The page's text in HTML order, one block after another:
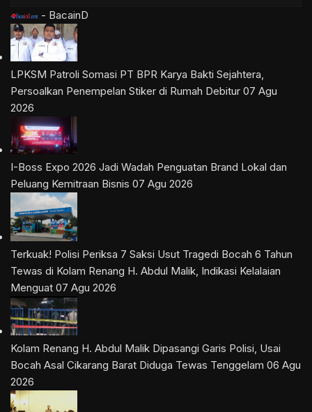
- BacainD
LPKSM Patroli Somasi PT BPR Karya Bakti Sejahtera,
Persoalkan Penempelan Stiker di Rumah Debitur 07 Agu
2026
I-Boss Expo 2026 Jadi Wadah Penguatan Brand Lokal dan
Peluang Kemitraan Bisnis 07 Agu 2026
Terkuak! Polisi Periksa 7 Saksi Usut Tragedi Bocah 6 Tahun
Tewas di Kolam Renang H. Abdul Malik, Indikasi Kelalaian
Menguat 07 Agu 2026
Kolam Renang H. Abdul Malik Dipasangi Garis Polisi, Usai
Bocah Asal Cikarang Barat Diduga Tewas Tenggelam 06 Agu
2026